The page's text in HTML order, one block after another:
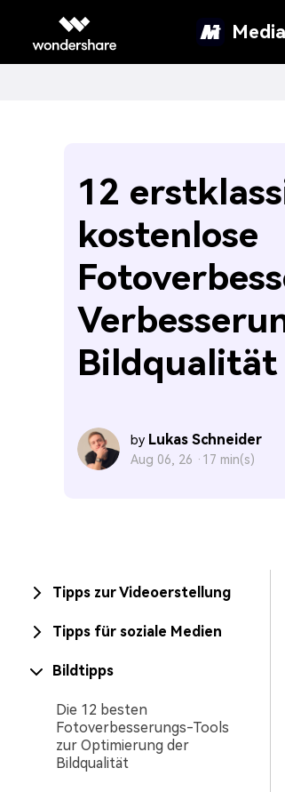
12
kostenlose
Bildqualität
by Lukas Schneider
Aug 06, 26 · 17 min(s)
Tipps zur Videoerstellung
Tipps für soziale Medien
Bildtipps
Die 12 besten
Fotoverbesserungs-Tools
zur Optimierung der
Bildqualität